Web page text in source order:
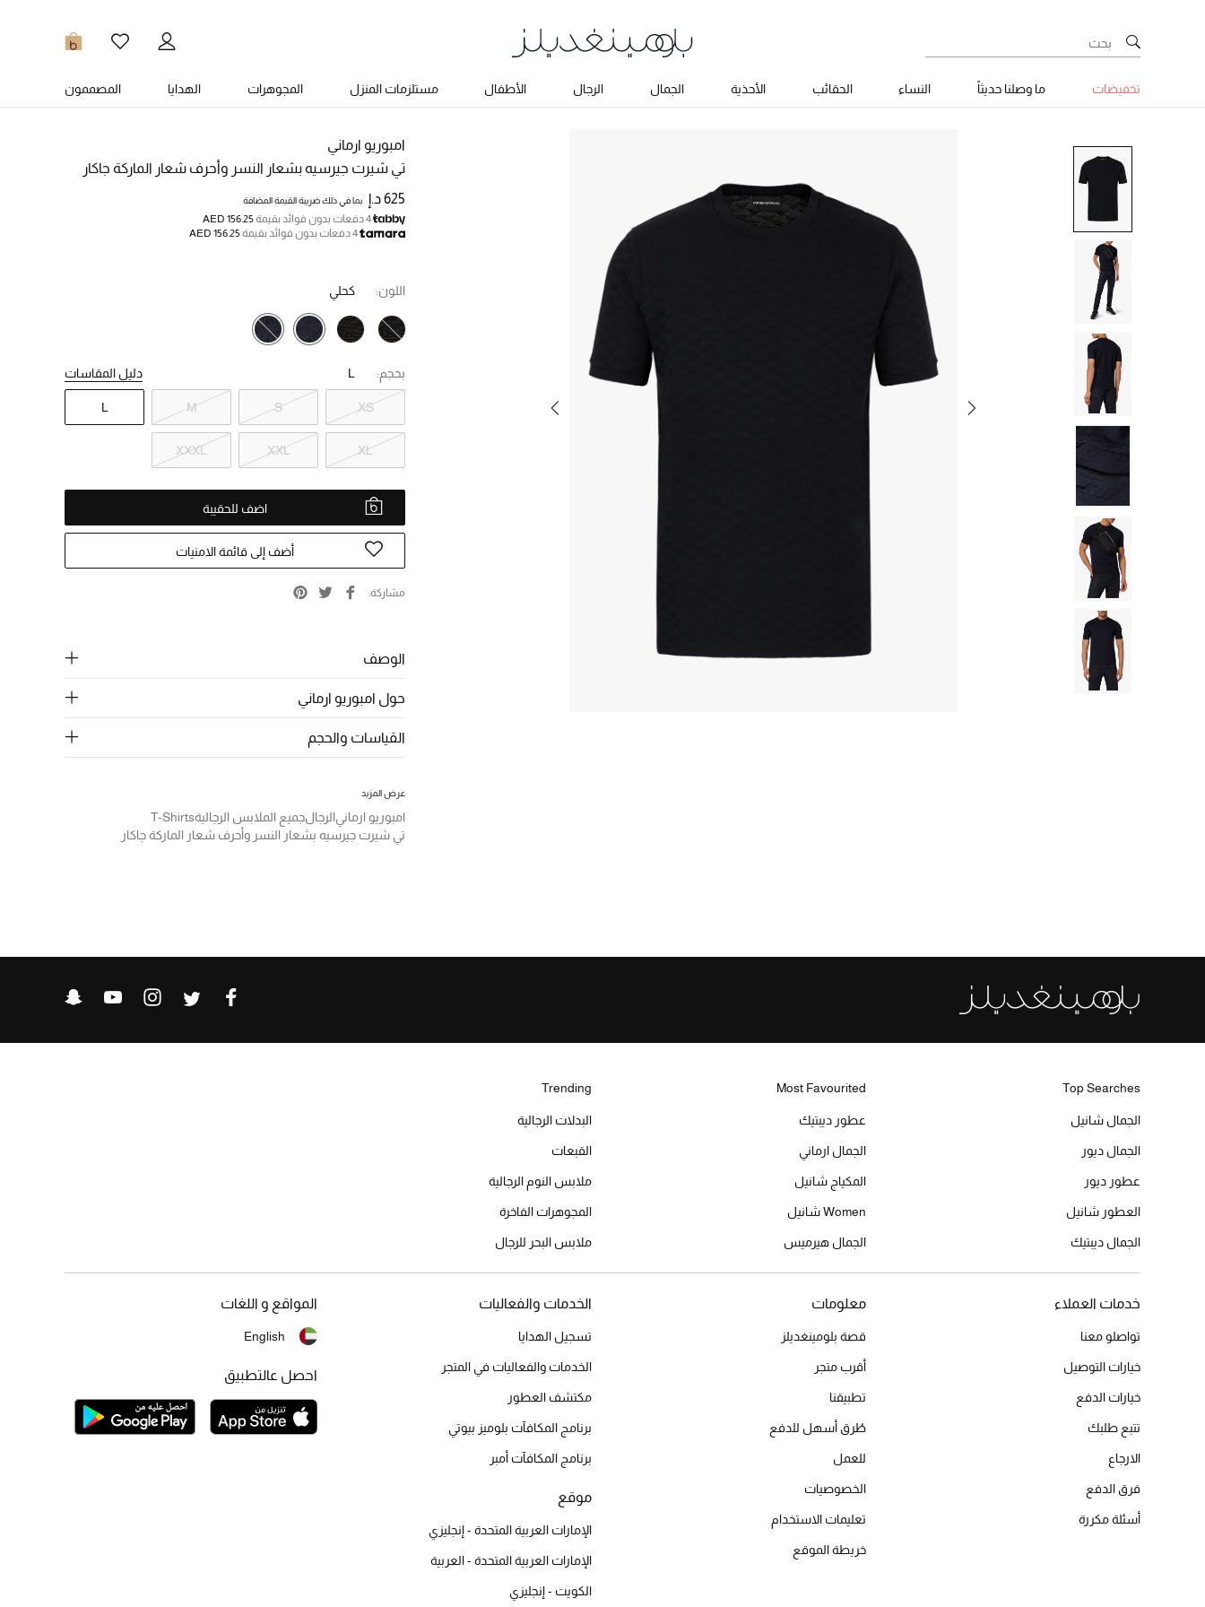
0
تخفيضات ما وصلنا حديثاً النساء الحقائب الأحذية الجمال الرجال الأطفال مستلزمات المنزل المجوهرات الهدايا المصممون
امبوريو ارماني
تي شيرت جيرسيه بشعار النسر وأحرف شعار الماركة جاكار
625 د.إ
بما في ذلك ضريبة القيمة المضافة
4 دفعات بدون فوائد بقيمة
AED 156.25
4 دفعات بدون فوائد بقيمة
AED 156.25
اللون: كحلي
بحجم: L دليل المقاسات
XS
S
M
L
XL
XXL
XXXL
اضف للحقيبة
أضف إلى قائمة الامنيات
مشاركة
الوصف
حول امبوريو ارماني
القياسات والحجم
عرض المزيد
امبوريو ارمانيالرجالجميع الملابس الرجاليةT-Shirts
تي شيرت جيرسيه بشعار النسر وأحرف شعار الماركة جاكار
Top Searches
الجمال شانيل
الجمال ديور
عطور ديور
العطور شانيل
الجمال ديبتيك
Most Favourited
عطور ديبتيك
الجمال ارماني
المكياج شانيل
Women شانيل
الجمال هيرميس
Trending
البدلات الرجالية
القبعات
ملابس النوم الرجالية
المجوهرات الفاخرة
ملابس البحر للرجال
خدمات العملاء
تواصلو معنا
خيارات التوصيل
خيارات الدفع
تتبع طلبك
الارجاع
فرق الدفع
أسئلة مكررة
معلومات
قصة بلومينغديلز
أقرب متجر
تطبيقنا
طُرق أسهل للدفع
للعمل
الخصوصيات
تعليمات الاستخدام
خريطة الموقع
الخدمات والفعاليات
تسجيل الهدايا
الخدمات والفعاليات في المتجر
مكتشف العطور
برنامج المكافآت بلوميز بيوتي
برنامج المكافآت أمبر
موقع
الإمارات العربية المتحدة - إنجليزي
الإمارات العربية المتحدة - العربية
الكويت - إنجليزي
المواقع و اللغات
English
احصل عالتطبيق